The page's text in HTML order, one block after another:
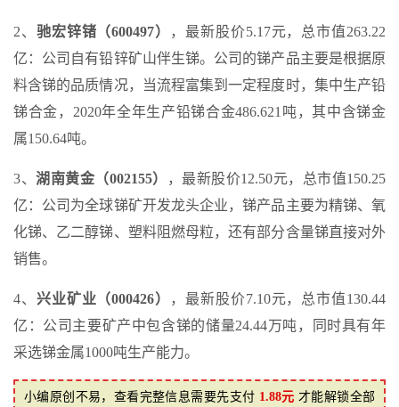
2、 驰宏锌锗（600497）
，最新股价5.17元，总市值263.22
亿：公司自有铅锌矿山伴生锑。公司的锑产品主要是根据原
料含锑的品质情况，当流程富集到一定程度时，集中生产铅
锑合金，2020年全年生产铅锑合金486.621吨，其中含锑金
属150.64吨。
3、 湖南黄金（002155）
，最新股价12.50元，总市值150.25
亿：公司为全球锑矿开发龙头企业，锑产品主要为精锑、氧
化锑、乙二醇锑、塑料阻燃母粒，还有部分含量锑直接对外
销售。
4、 兴业矿业（000426）
，最新股价7.10元，总市值130.44
亿：公司主要矿产中包含锑的储量24.44万吨，同时具有年
采选锑金属1000吨生产能力。
小编原创不易，查看完整信息需要先支付 1.88元 才能解锁全部